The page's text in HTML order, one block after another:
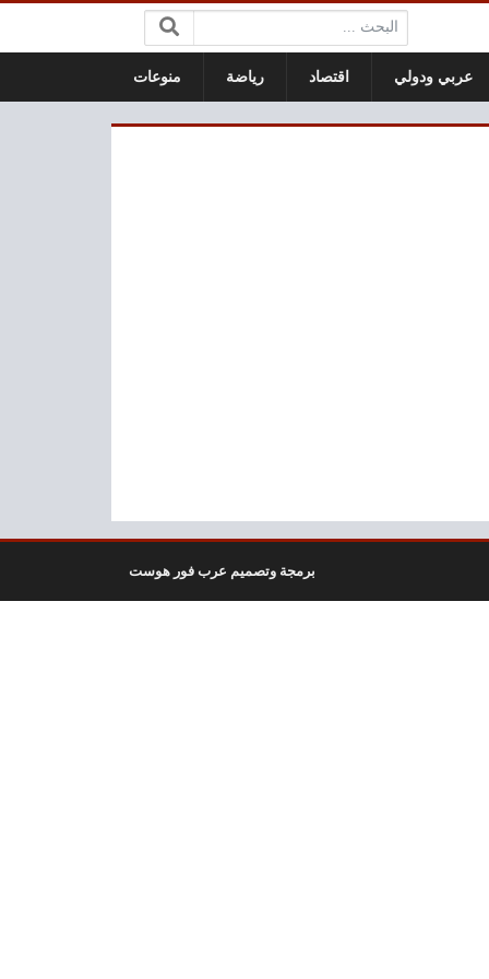
البحث:
عربي ودولي اقتصاد رياضة منوعات
برمجة وتصميم عرب فور هوست